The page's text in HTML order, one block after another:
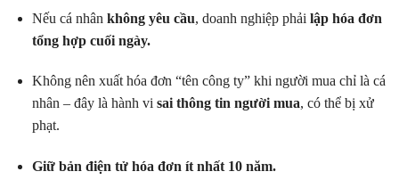
Nếu cá nhân không yêu cầu, doanh nghiệp phải lập hóa đơn
tổng hợp cuối ngày.
Không nên xuất hóa đơn “tên công ty” khi người mua chỉ là cá
nhân – đây là hành vi sai thông tin người mua, có thể bị xử
phạt.
Giữ bản điện tử hóa đơn ít nhất 10 năm.